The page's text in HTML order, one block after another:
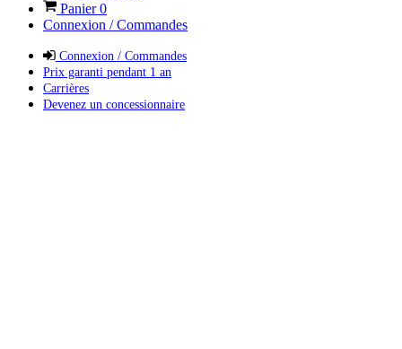
Panier0
Connexion / Commandes
Connexion / Commandes
Prix garanti pendant 1 an
Carrières
Devenez un concessionnaire